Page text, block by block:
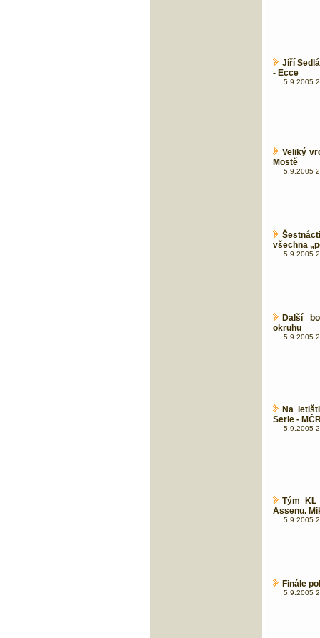
Jiří
- Ecce
5.9.2005
Veliký
Mostě
5.9.2005
všechna
5.9.2005
Další
okruhu
5.9.2005
Na
Serie -
5.9.2005
Tým KL
Assenu.
5.9.2005
Finále
5.9.2005